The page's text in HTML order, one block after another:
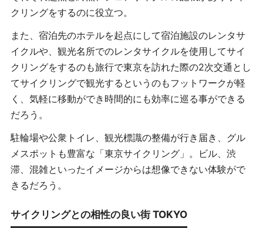
クリングをするのに役立つ。
また、宿泊先のホテルを起点にして宿泊施設のレンタサ
イクルや、観光名所でのレンタサイクルを使用してサイ
クリングをするのも旅行で東京を訪れた際の2次交通とし
てサイクリングで観光するというのもフットワークが軽
く、気軽に移動ができ時間的にも効率に巡る事ができる
だろう。
駐輪場や公衆トイレ、観光標識の整備が行き届き、グル
メスポットも豊富な「東京サイクリング」。ビル、渋
滞、混雑といったイメージからは想像できない体験がで
きるだろう。
サイクリングとの相性の良い街 TOKYO